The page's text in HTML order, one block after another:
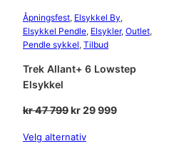
Åpningsfest, Elsykkel By
Elsykkel Pendle, Elsykler, Outlet
Pendle sykkel, Tilbud
Trek Allant+ 6 Lowstep
Elsykkel
kr47 799Opprinnelig
var:
kr29 999Nåværende
Velg alternativ